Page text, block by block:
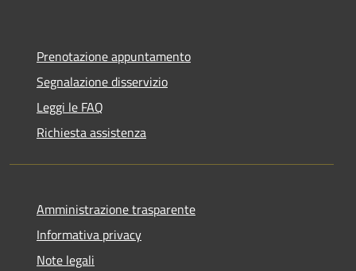
Prenotazione appuntamento
Segnalazione disservizio
Leggi le FAQ
Richiesta assistenza
Amministrazione trasparente
Informativa privacy
Note legali